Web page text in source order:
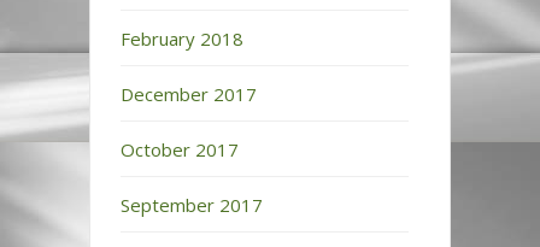
February 2018
December 2017
October 2017
September 2017